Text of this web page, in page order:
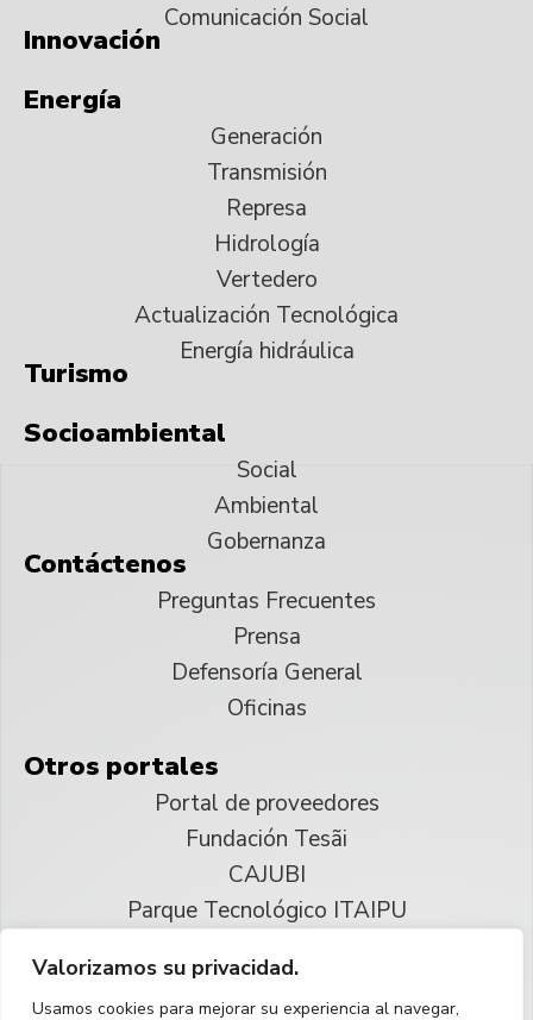
Valorizamos su privacidad.
Usamos cookies para mejorar su experiencia al navegar,
Comunicación Social
Innovación
Energía
Generación
Transmisión
Represa
Hidrología
Vertedero
Actualización Tecnológica
Energía hidráulica
Turismo
Socioambiental
Social
Ambiental
Gobernanza
Contáctenos
Preguntas Frecuentes
Prensa
Defensoría General
Oficinas
Otros portales
Portal de proveedores
Fundación Tesãi
CAJUBI
Parque Tecnológico ITAIPU